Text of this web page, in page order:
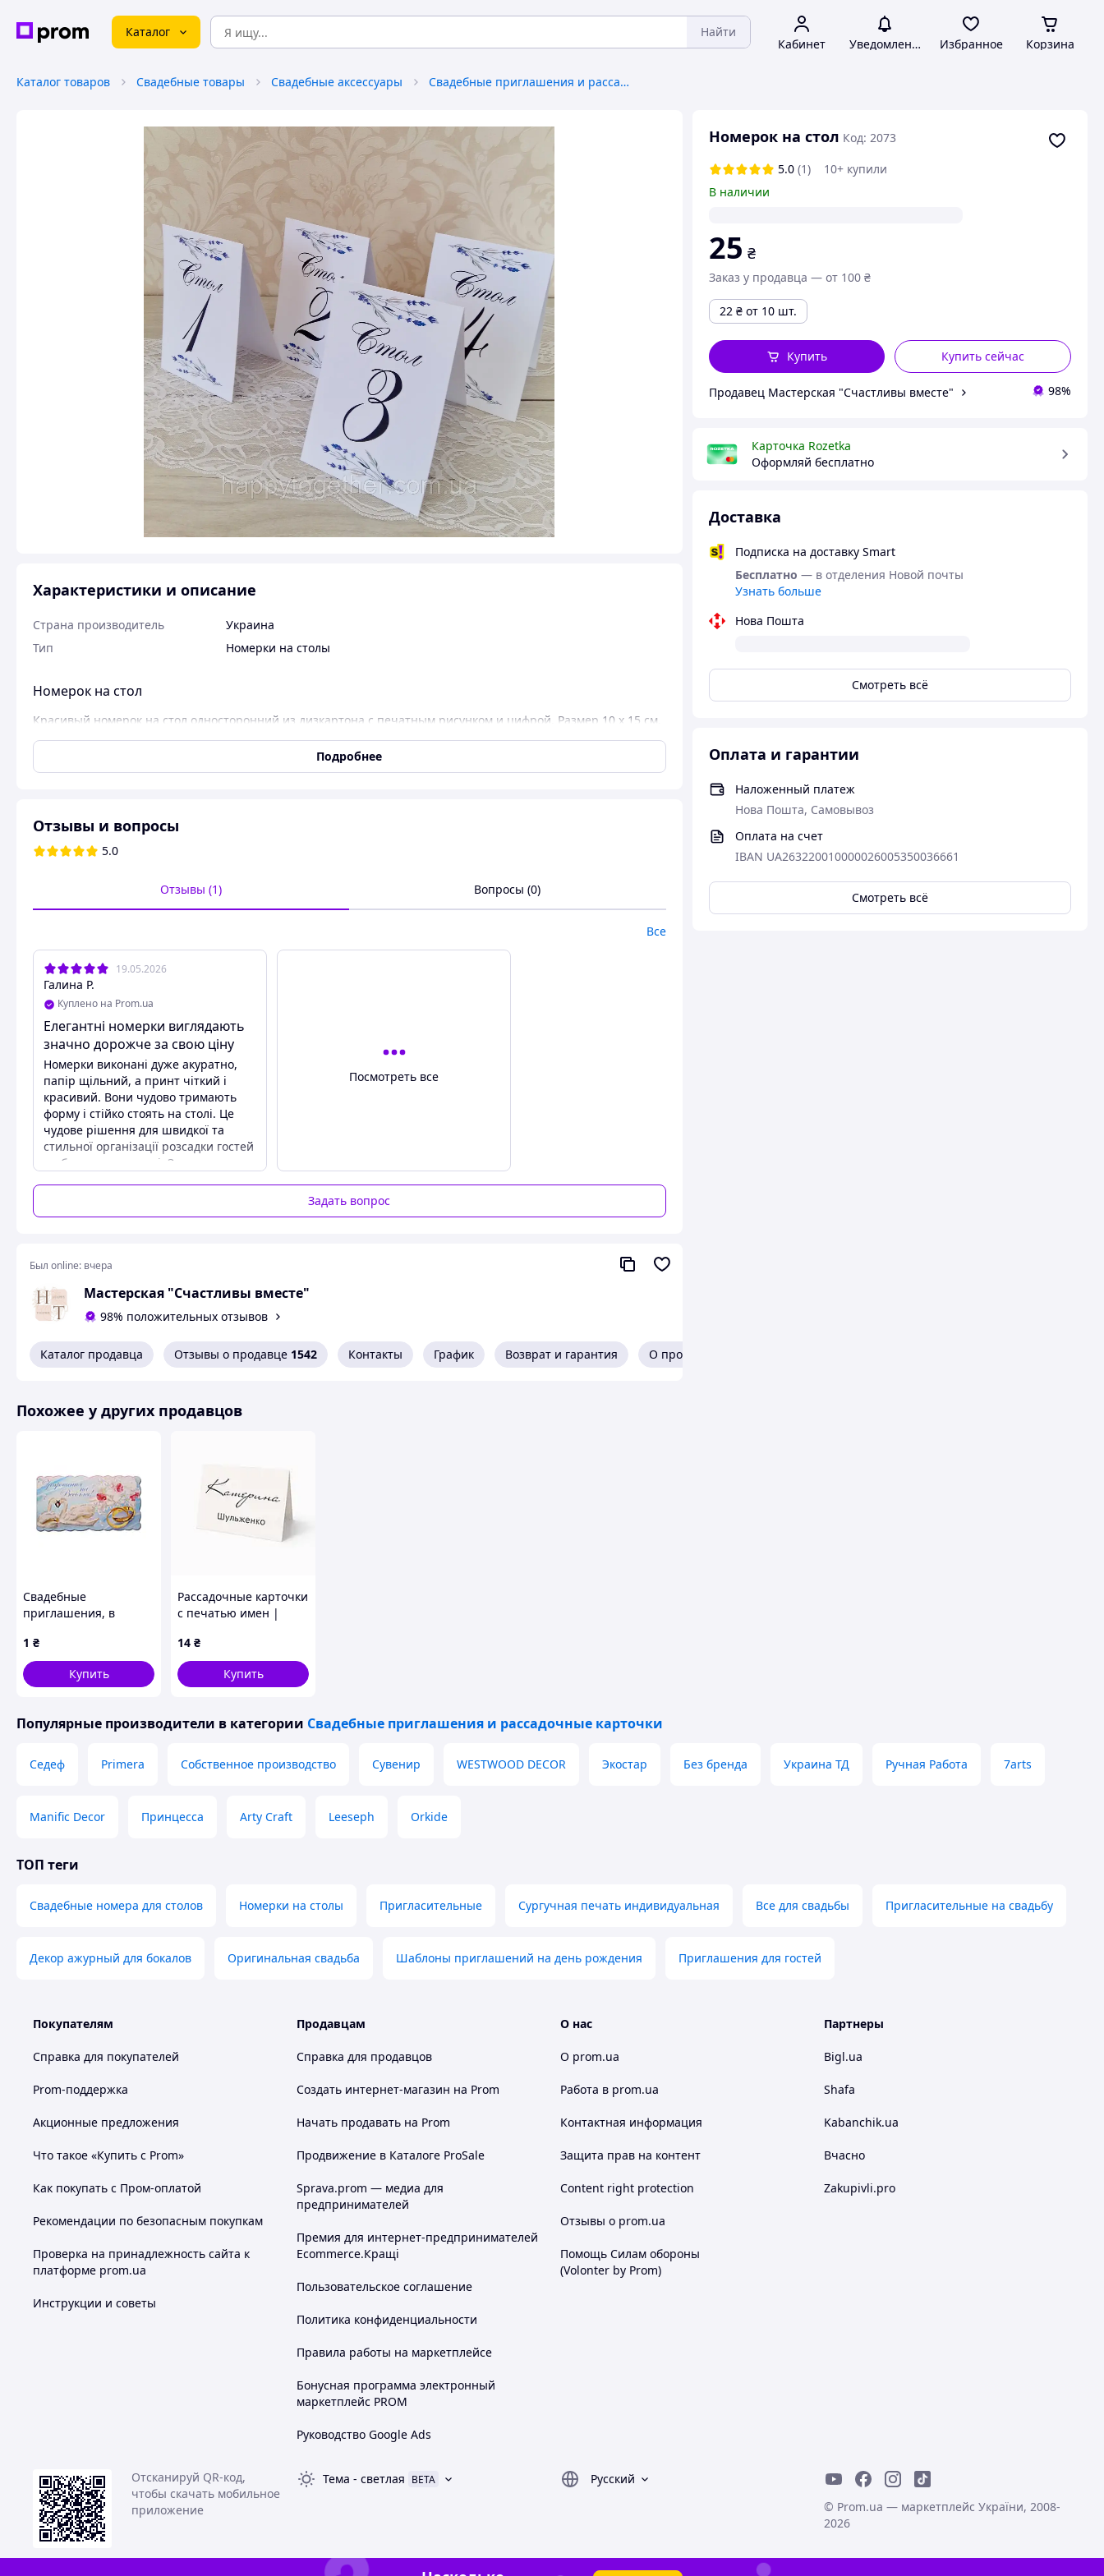
Каталог Найти
Кабинет Уведомления Избранное Корзина
Каталог товаров Свадебные товары Свадебные аксессуары Свадебные приглашения и рассадочные карточки
Номерок на стол Код: 2073
5.0 (1)
10+ купили
В наличии
25 ₴
Заказ у продавца — от 100 ₴
22 ₴ от 10 шт.
Купить сейчас
Купить
Продавец Мастерская "Счастливы вместе" 98%
Карточка Rozetka
Оформляй бесплатно
Доставка
Подписка на доставку Smart
Бесплатно — в отделения Новой почты
Узнать больше
Нова Пошта
Смотреть всё
Оплата и гарантии
Наложенный платеж
Нова Пошта, Самовывоз
Оплата на счет
IBAN UA263220010000026005350036661
Смотреть всё
Характеристики и описание
Страна производитель
Украина
Тип
Номерки на столы
Номерок на стол
Красивый номерок на стол односторонний из дизкартона с печатным рисунком и цифрой. Размер 10 х 15 см.
Возможно изготовление в любом цвете и декоре в сочетании с банкетными карточками и схемой рассадки
гостей. Доставка по Украине. Более широкий ассортимент номерков и рассадочных карточек можно
посмотреть здесь
Подробнее
Отзывы и вопросы
5.0
Отзывы (1) Вопросы (0)
Все
19.05.2026
Галина Р.
Куплено на Prom.ua
Елегантні номерки виглядають
значно дорожче за свою ціну
Номерки виконані дуже акуратно,
папір щільний, а принт чіткий і
красивий. Вони чудово тримають
форму і стійко стоять на столі. Це
чудове рішення для швидкої та
стильної організації розсадки гостей
на будь-якому заході. Замовлення
Преимущества
Недостатки
Не має
Посмотреть все
Задать вопрос
Был online: вчера
Мастерская "Счастливы вместе"
98% положительных отзывов
Каталог продавца Отзывы о продавце 1542 Контакты График Возврат и гарантия О продавце
Похожее у других продавцов
Свадебные
приглашения, в
1 ₴
Купить
Рассадочные карточки
с печатью имен |
0001)
14 ₴
Купить
Популярные производители в категории Свадебные приглашения и рассадочные карточки
Седеф Primera Собственное производство Сувенир WESTWOOD DECOR Экостар Без бренда Украина ТД Ручная Работа 7arts
Manific Decor Принцесса Arty Craft Leeseph Orkide
ТОП теги
Свадебные номера для столов Номерки на столы Пригласительные Сургучная печать индивидуальная Все для свадьбы Пригласительные на свадьбу
Декор ажурный для бокалов Оригинальная свадьба Шаблоны приглашений на день рождения Приглашения для гостей
Покупателям
Справка для покупателей
Prom-поддержка
Акционные предложения
Что такое «Купить с Prom»
Как покупать с Пром-оплатой
Рекомендации по безопасным покупкам
Проверка на принадлежность сайта к
платформе prom.ua
Инструкции и советы
Продавцам
Справка для продавцов
Создать интернет-магазин на Prom
Начать продавать на Prom
Продвижение в Каталоге ProSale
Sprava.prom — медиа для
предпринимателей
Премия для интернет-предпринимателей
Ecommerce.Кращі
Пользовательское соглашение
Политика конфиденциальности
Правила работы на маркетплейсе
Бонусная программа электронный
маркетплейс PROM
Руководство Google Ads
О нас
О prom.ua
Работа в prom.ua
Контактная информация
Защита прав на контент
Content right protection
Отзывы о prom.ua
Помощь Силам обороны
(Volonter by Prom)
Партнеры
Bigl.ua
Shafa
Kabanchik.ua
Вчасно
Zakupivli.pro
Отсканируй QR-код,
чтобы скачать мобильное
приложение
Тема - светлая BETA
Русский
© Prom.ua — маркетплейс України, 2008-
2026